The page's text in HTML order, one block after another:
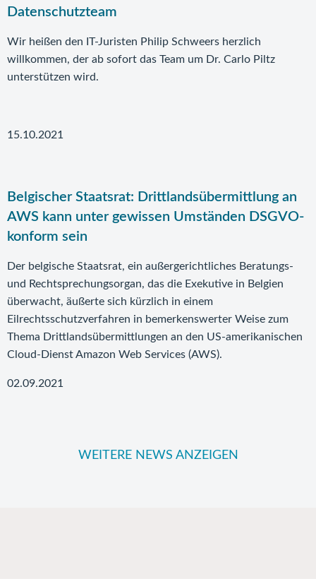
Datenschutzteam
Wir heißen den IT-Juristen Philip Schweers herzlich
willkommen, der ab sofort das Team um Dr. Carlo Piltz
unterstützen wird.
15.10.2021
Belgischer Staatsrat: Drittlandsübermittlung an
AWS kann unter gewissen Umständen DSGVO-
konform sein
Der belgische Staatsrat, ein außergerichtliches Beratungs-
und Rechtsprechungsorgan, das die Exekutive in Belgien
überwacht, äußerte sich kürzlich in einem
Eilrechtsschutzverfahren in bemerkenswerter Weise zum
Thema Drittlandsübermittlungen an den US-amerikanischen
Cloud-Dienst Amazon Web Services (AWS).
02.09.2021
WEITERE NEWS ANZEIGEN